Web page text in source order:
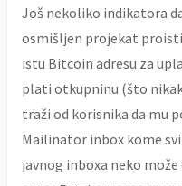
Još nekoliko indikatora
osmišljen projekat
istu Bitcoin adresu za
plati otkupninu (što
traži od korisnika da mu
Mailinator inbox kome
javnog inboxa neko